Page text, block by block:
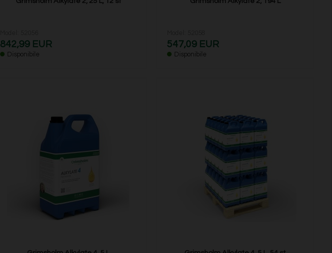
842,99 EUR
Disponibile
547,09 EUR
Disponibile